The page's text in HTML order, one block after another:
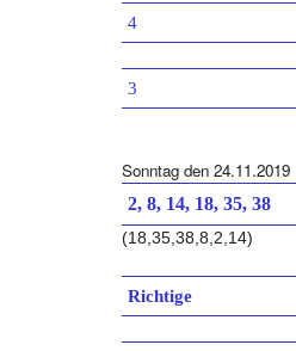
4
3
Sonntag den 24.11.2019
2, 8, 14, 18, 35, 38
(18,35,38,8,2,14)
Richtige